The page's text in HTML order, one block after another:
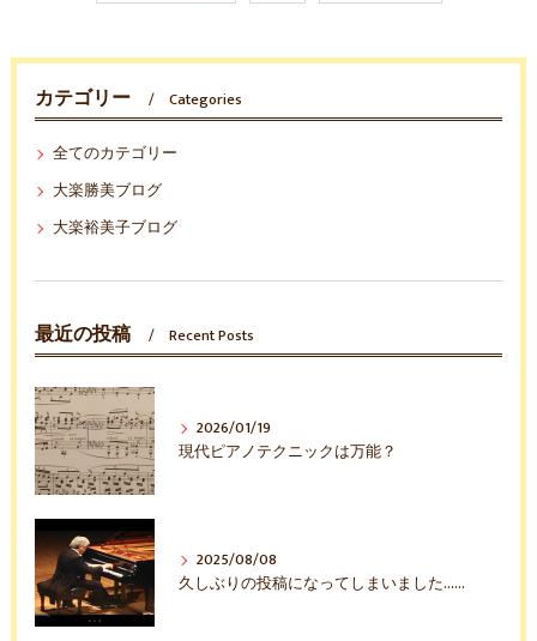
カテゴリー Categories
全てのカテゴリー
大楽勝美ブログ
大楽裕美子ブログ
最近の投稿 Recent Posts
2026/01/19
現代ピアノテクニックは万能？
2025/08/08
久しぶりの投稿になってしまいました……